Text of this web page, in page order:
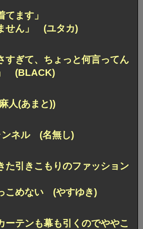
てます」
せん」 (ユタカ)
すぎて、ちょっと何言ってん
(BLACK)
人(あまと))
ンネル (名無し)
た引きこもりのファッション
こめない (やすゆき)
ーテンも幕も引くのでややこ